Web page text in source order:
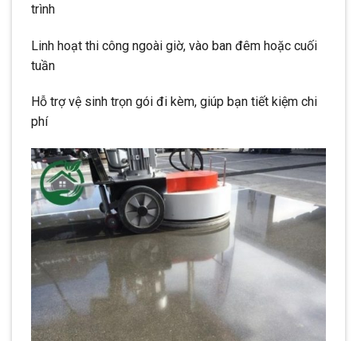
trình
Linh hoạt thi công ngoài giờ, vào ban đêm hoặc cuối
tuần
Hỗ trợ vệ sinh trọn gói đi kèm, giúp bạn tiết kiệm chi
phí